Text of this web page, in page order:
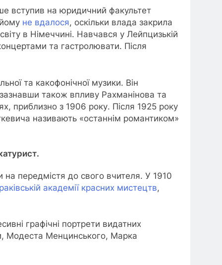
вступив на юридичний факультет
не вдалося, оскільки влада закрила
в Німеччині. Навчався у Лейпцизькій
та гастролювати. Після
та какофонічної музики. Він
також впливу Рахманінова та
приблизно з 1906 року. Після 1925 року
називають «останнім романтиком»
передмістя до свого вчителя. У 1910
академії красних мистецтв,
графічні портрети видатних
Модеста Менцинського, Марка